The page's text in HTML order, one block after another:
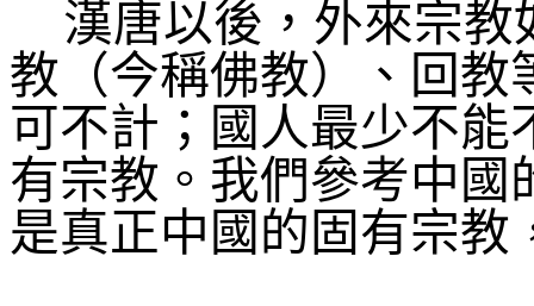
漢唐以後，外來宗
教（今稱佛教）、回教
可不計；國人最少不能
有宗教。我們參考中國
是真正中國的固有宗教